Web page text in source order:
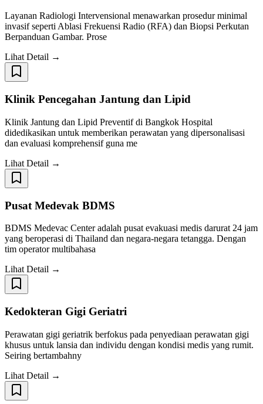
Layanan Radiologi Intervensional menawarkan prosedur minimal
invasif seperti Ablasi Frekuensi Radio (RFA) dan Biopsi Perkutan
Berpanduan Gambar. Prose
Lihat Detail →
Klinik Pencegahan Jantung dan Lipid
Klinik Jantung dan Lipid Preventif di Bangkok Hospital
didedikasikan untuk memberikan perawatan yang dipersonalisasi
dan evaluasi komprehensif guna me
Lihat Detail →
Pusat Medevak BDMS
BDMS Medevac Center adalah pusat evakuasi medis darurat 24 jam
yang beroperasi di Thailand dan negara-negara tetangga. Dengan
tim operator multibahasa
Lihat Detail →
Kedokteran Gigi Geriatri
Perawatan gigi geriatrik berfokus pada penyediaan perawatan gigi
khusus untuk lansia dan individu dengan kondisi medis yang rumit.
Seiring bertambahny
Lihat Detail →